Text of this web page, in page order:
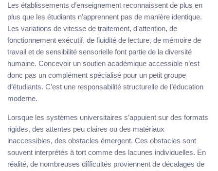
Les établissements d’enseignement reconnaissent de plus en
plus que les étudiants n’apprennent pas de manière identique.
Les variations de vitesse de traitement, d’attention, de
fonctionnement exécutif, de fluidité de lecture, de mémoire de
travail et de sensibilité sensorielle font partie de la diversité
humaine. Concevoir un soutien académique accessible n’est
donc pas un complément spécialisé pour un petit groupe
d’étudiants. C’est une responsabilité structurelle de l’éducation
moderne.
Lorsque les systèmes universitaires s’appuient sur des formats
rigides, des attentes peu claires ou des matériaux
inaccessibles, des obstacles émergent. Ces obstacles sont
souvent interprétés à tort comme des lacunes individuelles. En
réalité, de nombreuses difficultés proviennent de décalages de